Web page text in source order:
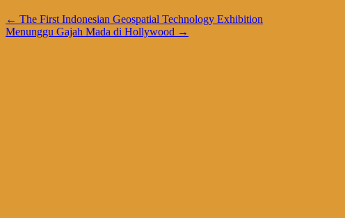
← The First Indonesian Geospatial Technology Exhibition
Menunggu Gajah Mada di Hollywood →